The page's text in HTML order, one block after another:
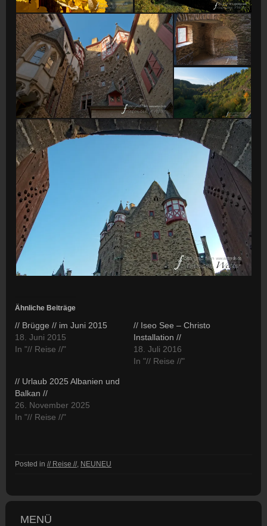
Ähnliche Beiträge
// Brügge // im Juni 2015
18. Juni 2015
In "// Reise //"
// Iseo See – Christo
Installation //
18. Juli 2016
In "// Reise //"
// Urlaub 2025 Albanien und
Balkan //
26. November 2025
In "// Reise //"
Posted in // Reise //, NEUNEU
MENÜ